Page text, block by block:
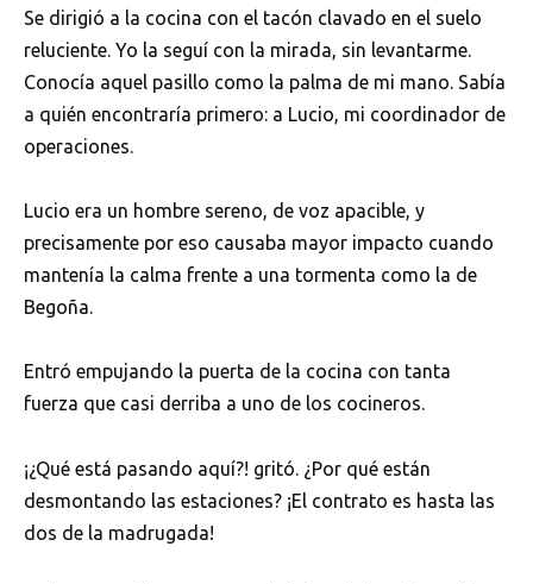
Se dirigió a la cocina con el tacón clavado en el suelo
reluciente. Yo la seguí con la mirada, sin levantarme.
Conocía aquel pasillo como la palma de mi mano. Sabía
a quién encontraría primero: a Lucio, mi coordinador de
operaciones.
Lucio era un hombre sereno, de voz apacible, y
precisamente por eso causaba mayor impacto cuando
mantenía la calma frente a una tormenta como la de
Begoña.
Entró empujando la puerta de la cocina con tanta
fuerza que casi derriba a uno de los cocineros.
¡¿Qué está pasando aquí?! gritó. ¿Por qué están
desmontando las estaciones? ¡El contrato es hasta las
dos de la madrugada!